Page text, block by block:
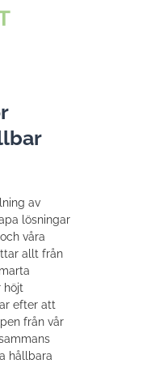
av
lösningar
våra
allt från
höjt
efter att
från vår
hållbara